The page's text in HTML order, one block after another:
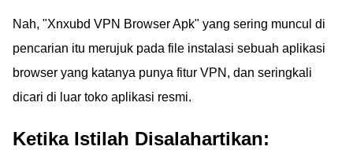
Nah, "Xnxubd VPN Browser Apk" yang sering muncul di
pencarian itu merujuk pada file instalasi sebuah aplikasi
browser yang katanya punya fitur VPN, dan seringkali
dicari di luar toko aplikasi resmi.
Ketika Istilah Disalahartikan: